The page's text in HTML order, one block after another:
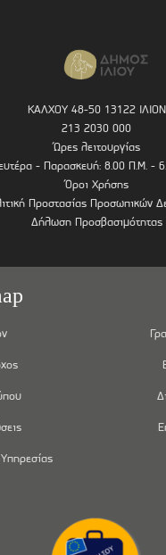
ΚΑΛΧΟΥ 48-50 13122 ΙΛΙΟΝ
213 2030 000
Ώρες λειτουργίας
- Παρασκευή: 8.00 Π.Μ. -
Όροι Χρήσης
Προστασίας Προσωπικών
Δήλωση Προσβασιμότητας